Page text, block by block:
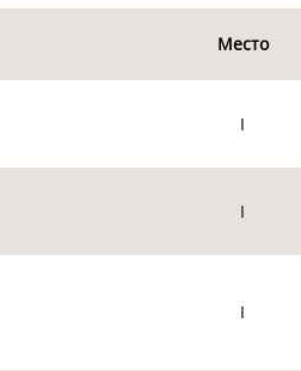
Место
I
I
I